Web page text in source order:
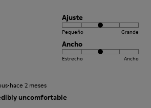
Ajuste
Pequeño Grande
Ancho
Estrecho Ancho
·hace 2 meses
uncomfortable